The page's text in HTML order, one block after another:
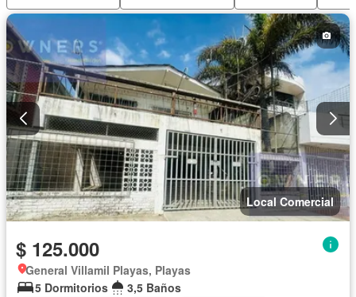
Local Comercial
$ 125.000
General Villamil Playas, Playas
5 Dormitorios
3,5 Baños